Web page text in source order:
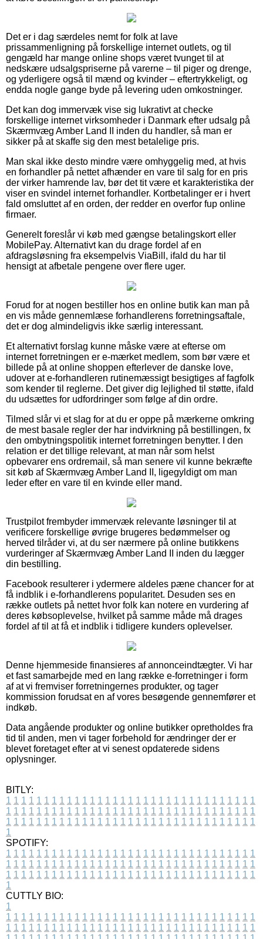
Det er i dag særdeles nemt for folk at lave
prissammenligning på forskellige internet outlets, og til
gengæld har mange online shops været tvunget til at
nedskære udsalgspriserne på varerne – til piger og drenge,
og yderligere også til mænd og kvinder – eftertrykkeligt, og
endda nogle gange byde på levering uden omkostninger.
Det kan dog immervæk vise sig lukrativt at checke
forskellige internet virksomheder i Danmark efter udsalg på
Skærmvæg Amber Land II inden du handler, så man er
sikker på at skaffe sig den mest betalelige pris.
Man skal ikke desto mindre være omhyggelig med, at hvis
en forhandler på nettet afhænder en vare til salg for en pris
der virker hamrende lav, bør det tit være et karakteristika der
viser en svindel internet forhandler. Kortbetalinger er i hvert
fald omsluttet af en orden, der redder en overfor fup online
firmaer.
Generelt foreslår vi køb med gængse betalingskort eller
MobilePay. Alternativt kan du drage fordel af en
afdragsløsning fra eksempelvis ViaBill, ifald du har til
hensigt at afbetale pengene over flere uger.
Forud for at nogen bestiller hos en online butik kan man på
en vis måde gennemlæse forhandlerens forretningsaftale,
det er dog almindeligvis ikke særlig interessant.
Et alternativt forslag kunne måske være at efterse om
internet forretningen er e-mærket medlem, som bør være et
billede på at online shoppen efterlever de danske love,
udover at e-forhandleren rutinemæssigt besigtiges af fagfolk
som kender til reglerne. Det giver dig lejlighed til støtte, ifald
du udsættes for udfordringer som følge af din ordre.
Tilmed slår vi et slag for at du er oppe på mærkerne omkring
de mest basale regler der har indvirkning på bestillingen, fx
den ombytningspolitik internet forretningen benytter. I den
relation er det tillige relevant, at man når som helst
opbevarer ens ordremail, så man senere vil kunne bekræfte
sit køb af Skærmvæg Amber Land II, ligegyldigt om man
leder efter en vare til en kvinde eller mand.
Trustpilot frembyder immervæk relevante løsninger til at
verificere forskellige øvrige brugeres bedømmelser og
herved tilråder vi, at du ser nærmere på online butikkens
vurderinger af Skærmvæg Amber Land II inden du lægger
din bestilling.
Facebook resulterer i ydermere aldeles pæne chancer for at
få indblik i e-forhandlerens popularitet. Desuden ses en
række outlets på nettet hvor folk kan notere en vurdering af
deres købsoplevelse, hvilket på samme måde må drages
fordel af til at få et indblik i tidligere kunders oplevelser.
Denne hjemmeside finansieres af annonceindtægter. Vi har
et fast samarbejde med en lang række e-forretninger i form
af at vi fremviser forretningernes produkter, og tager
kommission forudsat en af vores besøgende gennemfører et
indkøb.
Data angående produkter og online butikker opretholdes fra
tid til anden, men vi tager forbehold for ændringer der er
blevet foretaget efter at vi senest opdaterede sidens
oplysninger.
BITLY:
1 1 1 1 1 1 1 1 1 1 1 1 1 1 1 1 1 1 1 1 1 1 1 1 1 1 1 1 1 1 1 1 1
1 1 1 1 1 1 1 1 1 1 1 1 1 1 1 1 1 1 1 1 1 1 1 1 1 1 1 1 1 1 1 1 1
1 1 1 1 1 1 1 1 1 1 1 1 1 1 1 1 1 1 1 1 1 1 1 1 1 1 1 1 1 1 1 1 1
1
SPOTIFY:
1 1 1 1 1 1 1 1 1 1 1 1 1 1 1 1 1 1 1 1 1 1 1 1 1 1 1 1 1 1 1 1 1
1 1 1 1 1 1 1 1 1 1 1 1 1 1 1 1 1 1 1 1 1 1 1 1 1 1 1 1 1 1 1 1 1
1 1 1 1 1 1 1 1 1 1 1 1 1 1 1 1 1 1 1 1 1 1 1 1 1 1 1 1 1 1 1 1 1
1
CUTTLY BIO:
1
1 1 1 1 1 1 1 1 1 1 1 1 1 1 1 1 1 1 1 1 1 1 1 1 1 1 1 1 1 1 1 1 1
1 1 1 1 1 1 1 1 1 1 1 1 1 1 1 1 1 1 1 1 1 1 1 1 1 1 1 1 1 1 1 1 1